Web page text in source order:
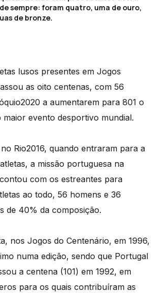
sempre: foram quatro, uma de ouro,
de bronze.
lusos presentes em Jogos
as oito centenas, com 56
a aumentarem para 801 o
evento desportivo mundial.
Rio2016, quando entraram para a
atletas, a missão portuguesa na
com os estreantes para
ao todo, 56 homens e 36
de 40% da composição.
nos Jogos do Centenário, em 1996,
numa edição, sendo que Portugal
a centena (101) em 1992, em
para os quais contribuíram as